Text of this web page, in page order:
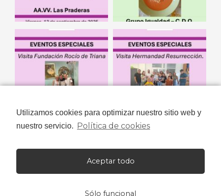
Utilizamos cookies para optimizar nuestro sitio web y
nuestro servicio. Política de cookies
Aceptar todo
Sólo funcional